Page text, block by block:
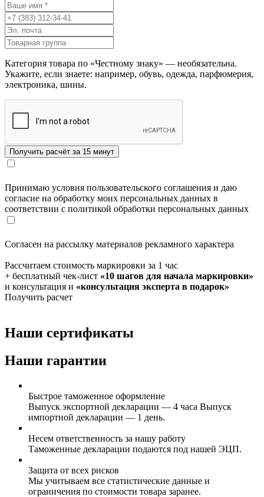
Категория товара по «Честному знаку» — необязательна.
Укажите, если знаете: например, обувь, одежда, парфюмерия,
электроника, шины.
Принимаю условия пользовательского соглашения и даю
согласие на обработку моих персональных данных в
соответствии с политикой обработки персональных данных
Согласен на рассылку материалов рекламного характера
Рассчитаем стоимость маркировки за 1 час
+ бесплатный чек-лист «10 шагов для начала маркировки»
и консультация и «консультация эксперта в подарок»
Получить расчет
Наши сертификаты
Наши гарантии
Быстрое таможенное оформление
Выпуск экспортной декларации — 4 часа Выпуск
импортной декларации — 1 день.
Несем ответственность за нашу работу
Таможенные декларации подаются под нашей ЭЦП.
Защита от всех рисков
Мы учитываем все статистические данные и
ограничения по стоимости товара заранее.